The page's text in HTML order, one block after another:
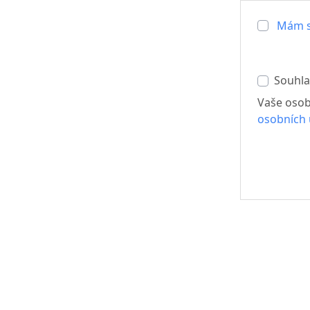
Mám
Vaše
osobních